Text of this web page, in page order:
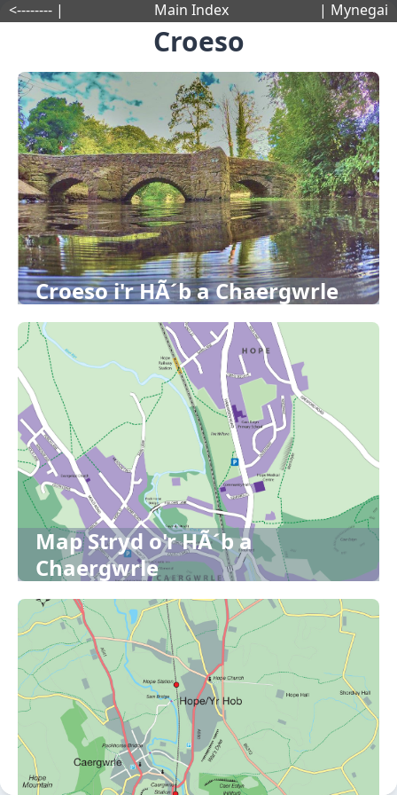
Croeso
Croeso i'r HÃ´b a Chaergwrle
Map Stryd o'r HÃ´b a
Chaergwrle
<-------- | Main Index | Mynegai